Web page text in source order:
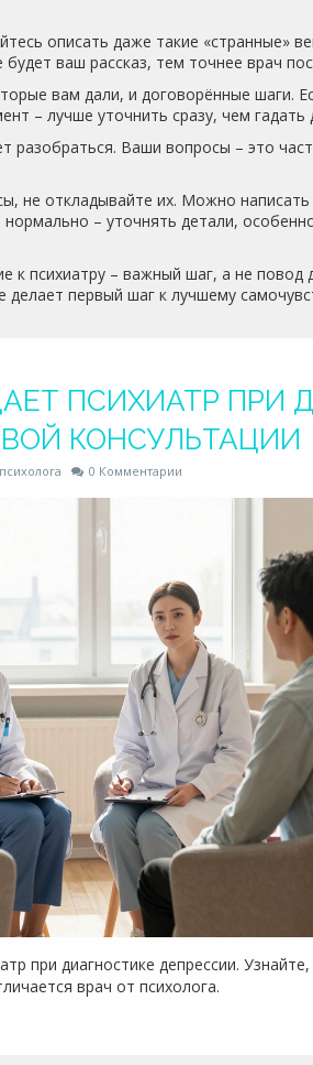
описать даже такие «странные»
ваш рассказ, тем точнее врач
вам дали, и договорённые шаги.
– лучше уточнить сразу, чем гадать
разобраться. Ваши вопросы – это
не откладывайте их. Можно
нормально – уточнять детали,
к психиатру – важный шаг, а не повод
делает первый шаг к лучшему
ПСИХИАТР ПРИ
КОНСУЛЬТАЦИИ
0 Комментарии
при диагностике депрессии.
врач от психолога.